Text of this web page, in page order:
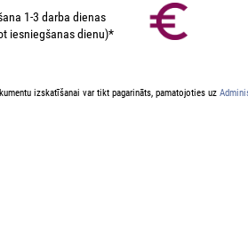
1-3 darba dienas
iesniegšanas dienu)*
izskatīšanai var tikt pagarināts, pamatojoties uz